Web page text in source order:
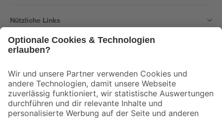
Nützliche Links
Der toom Newsletter: Keine Angebote und Aktionen mehr verpassen!
Zur Newsletter Anmeldung